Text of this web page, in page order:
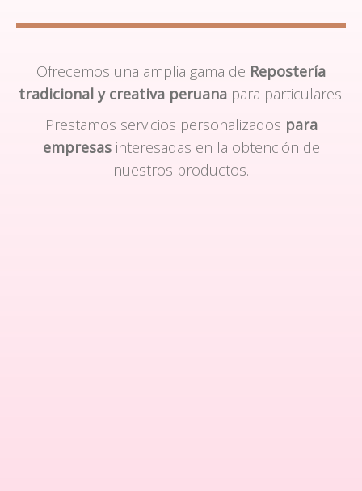
Ofrecemos una amplia gama de Repostería
tradicional y creativa peruanapara particulares.
Prestamos servicios personalizados para
empresasinteresadas en la obtención de
nuestros productos.